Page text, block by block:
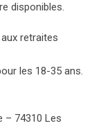
disponibles.
retraites
les 18-35 ans.
– 74310 Les